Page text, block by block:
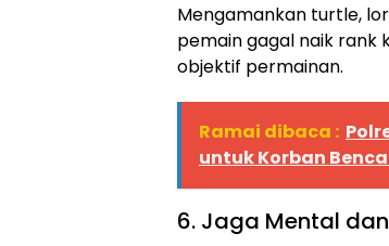
Mengamankan turtle,
pemain gagal naik
objektif permainan.
Ramai dibaca :
untuk Korban
6. Jaga Mental